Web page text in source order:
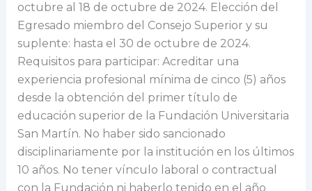
octubre al 18 de octubre de 2024. Elección del
Egresado miembro del Consejo Superior y su
suplente: hasta el 30 de octubre de 2024.
Requisitos para participar: Acreditar una
experiencia profesional mínima de cinco (5) años
desde la obtención del primer título de
educación superior de la Fundación Universitaria
San Martín. No haber sido sancionado
disciplinariamente por la institución en los últimos
10 años. No tener vínculo laboral o contractual
con la Fundación ni haberlo tenido en el año